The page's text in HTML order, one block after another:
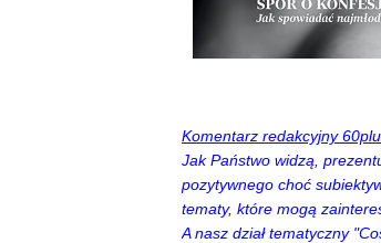
Komentarz redakcyjny
Jak Państwo widzą,
pozytywnego choć
tematy, które mogą
A nasz dział tematyczny